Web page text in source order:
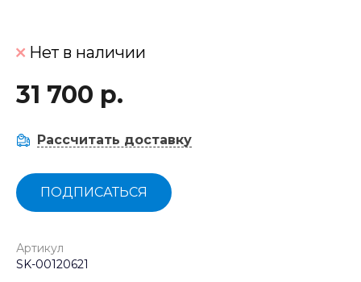
Нет в наличии
31 700 р.
Рассчитать доставку
ПОДПИСАТЬСЯ
Артикул
SK-00120621